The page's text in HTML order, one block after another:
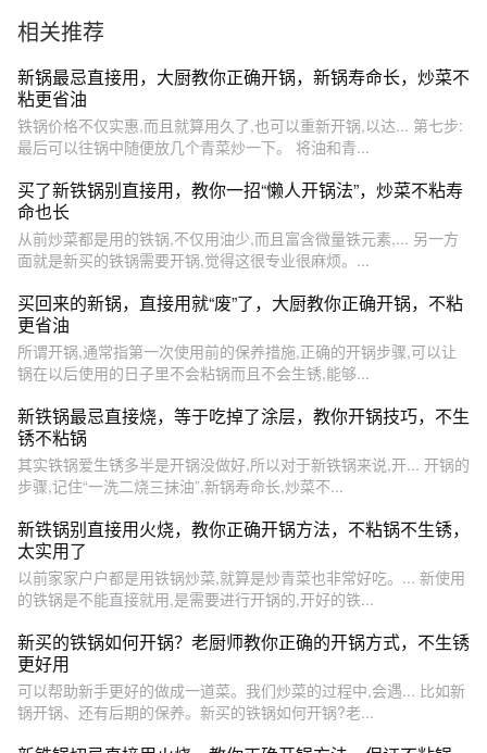
相关推荐
新锅最忌直接用，大厨教你正确开锅，新锅寿命长，炒菜不
粘更省油
铁锅价格不仅实惠,而且就算用久了,也可以重新开锅,以达... 第七步:
最后可以往锅中随便放几个青菜炒一下。 将油和青...
买了新铁锅别直接用，教你一招“懒人开锅法”，炒菜不粘寿
命也长
从前炒菜都是用的铁锅,不仅用油少,而且富含微量铁元素,... 另一方
面就是新买的铁锅需要开锅,觉得这很专业很麻烦。...
买回来的新锅，直接用就“废”了，大厨教你正确开锅，不粘
更省油
所谓开锅,通常指第一次使用前的保养措施,正确的开锅步骤,可以让
锅在以后使用的日子里不会粘锅而且不会生锈,能够...
新铁锅最忌直接烧，等于吃掉了涂层，教你开锅技巧，不生
锈不粘锅
其实铁锅爱生锈多半是开锅没做好,所以对于新铁锅来说,开... 开锅的
步骤,记住“一洗二烧三抹油”,新锅寿命长,炒菜不...
新铁锅别直接用火烧，教你正确开锅方法，不粘锅不生锈，
太实用了
以前家家户户都是用铁锅炒菜,就算是炒青菜也非常好吃。... 新使用
的铁锅是不能直接就用,是需要进行开锅的,开好的铁...
新买的铁锅如何开锅？老厨师教你正确的开锅方式，不生锈
更好用
可以帮助新手更好的做成一道菜。我们炒菜的过程中,会遇... 比如新
锅开锅、还有后期的保养。新买的铁锅如何开锅?老...